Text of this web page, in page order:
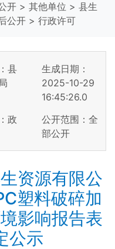
开 > 其他单位 > 县生
公开 > 行政许可
县
生成日期：
2025-10-29
16:45:26.0
政
公开范围：全
部公开
资源有限公
塑料破碎加
影响报告表
公示